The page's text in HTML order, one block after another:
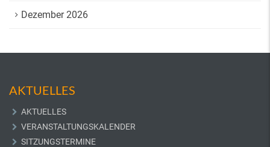
Dezember 2026
AKTUELLES
AKTUELLES
VERANSTALTUNGSKALENDER
SITZUNGSTERMINE